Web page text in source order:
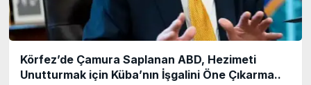
Körfez’de Çamura Saplanan ABD, Hezimeti
Unutturmak için Küba’nın İşgalini Öne Çıkarma..